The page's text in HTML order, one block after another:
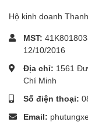
Hộ kinh doanh
MST:
12/10/2016
Địa chỉ: 1561
Chí Minh
Số điện thoại:
Email: